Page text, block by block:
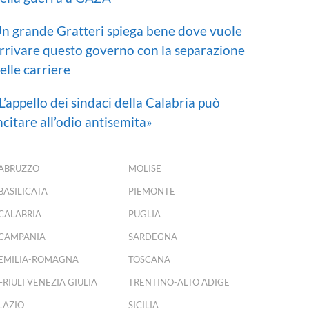
grande Gratteri spiega bene dove vuole
questo governo con la separazione
carriere
dei sindaci della Calabria può
all’odio antisemita»
ROMAGNA
VENEZIA GIULIA
MOLISE
PIEMONTE
PUGLIA
SARDEGNA
TOSCANA
TRENTINO-ALTO ADIGE
SICILIA